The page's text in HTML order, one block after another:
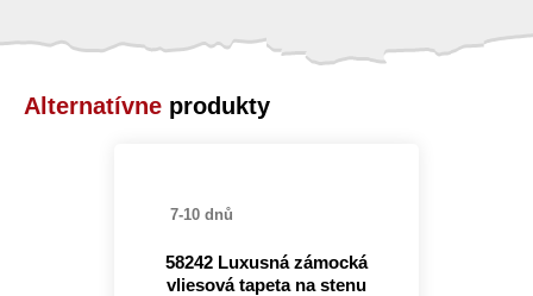
Alternatívne produkty
7-10 dnů
58242 Luxusná zámocká
vliesová tapeta na stenu